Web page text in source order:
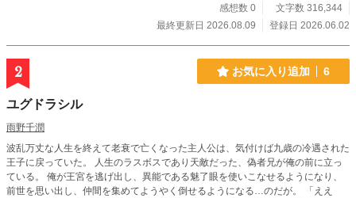
感想数 0
文字数 316,344
最終更新日 2026.08.09
登録日 2026.06.02
2 お気に入り追加 6
ユグドラシル
雨野千潤
波乱万丈な人生を終えて老衰で亡くなった主人公は、気付けば九歳の冷遇された
王子に戻っていた。 人生のラスボスであり天敵だった、偽者兄が俺の前に立っ
ている。 俺が王宮を逃げ出し、異能である魅了眼を使いこなせるようになり、
前世を思い出し、仲間を集めてようやく倒せるようになる…のだが。 「ええ